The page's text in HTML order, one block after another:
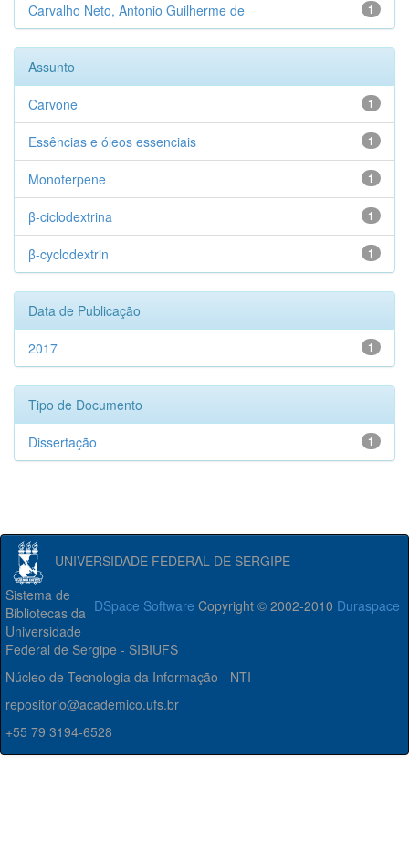
1
Carvalho Neto, Antonio Guilherme de
Assunto
1
Carvone
1
Essências e óleos essenciais
1
Monoterpene
1
β-ciclodextrina
1
β-cyclodextrin
Data de Publicação
1
2017
Tipo de Documento
1
Dissertação
UNIVERSIDADE FEDERAL DE SERGIPE
DSpace Software Copyright © 2002-2010 Duraspace
Sistema de
Bibliotecas da
Universidade
Federal de Sergipe - SIBIUFS
Núcleo de Tecnologia da Informação - NTI
repositorio@academico.ufs.br
+55 79 3194-6528